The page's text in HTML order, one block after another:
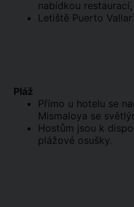
nabídkou
Letiště Puerto
Pláž
Přímo u hotelu se
Mismaloya se
Hostům jsou k
plážové osušky.